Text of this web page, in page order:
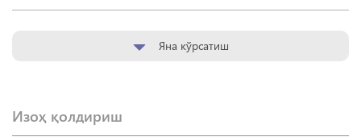
Яна кўрсатиш
Изоҳ қолдириш